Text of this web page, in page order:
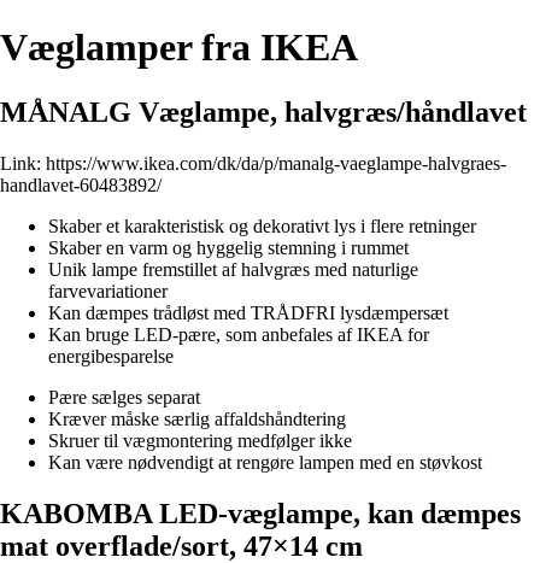
Væglamper fra IKEA
MÅNALG Væglampe, halvgræs/håndlavet
Link: https://www.ikea.com/dk/da/p/manalg-vaeglampe-halvgraes-
handlavet-60483892/
Skaber et karakteristisk og dekorativt lys i flere retninger
Skaber en varm og hyggelig stemning i rummet
Unik lampe fremstillet af halvgræs med naturlige
farvevariationer
Kan dæmpes trådløst med TRÅDFRI lysdæmpersæt
Kan bruge LED-pære, som anbefales af IKEA for
energibesparelse
Pære sælges separat
Kræver måske særlig affaldshåndtering
Skruer til vægmontering medfølger ikke
Kan være nødvendigt at rengøre lampen med en støvkost
KABOMBA LED-væglampe, kan dæmpes
mat overflade/sort, 47×14 cm